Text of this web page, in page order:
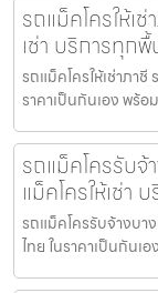
รถแม็คโครให้เ
เช่า บริการทุก
รถแม็คโครให้เช่าภาชี
ราคาเป็นกันเอง พร้
รถแม็คโครรับจ้
แม็คโครให้เช่า
รถแม็คโครรับจ้างบา
ไทย ในราคาเป็นกัน